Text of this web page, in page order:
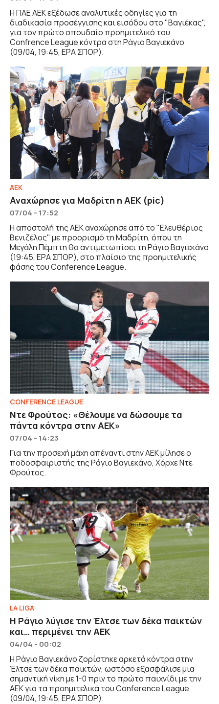
Η ΠΑΕ ΑΕΚ εξέδωσε αναλυτικές οδηγίες για τη
διαδικασία προσέγγισης και εισόδου στο "Βαγιέκας",
για τον πρώτο σπουδαίο προημιτελικό του
Confrence League κόντρα στη Ράγιο Βαγιεκάνο
(09/04, 19:45, ΕΡΑ ΣΠΟΡ).
ΑΕΚ
Αναχώρησε για Μαδρίτη η ΑΕΚ (pic)
07/04 - 17:52
Η αποστολή της ΑΕΚ αναχώρησε από το "Ελευθέριος
Βενιζέλος" με προορισμό τη Μαδρίτη, όπου τη
Μεγάλη Πέμπτη θα αντιμετωπίσει τη Ράγιο Βαγιεκάνο
(19:45, ΕΡΑ ΣΠΟΡ), στο πλαίσιο της προημιτελικής
φάσης του Conference League.
CONFERENCE LEAGUE
Ντε Φρούτος: «Θέλουμε να δώσουμε τα
πάντα κόντρα στην ΑΕΚ»
07/04 - 14:23
Για την προσεχή μάχη απέναντι στην ΑΕΚ μίλησε ο
ποδοσφαιριστής της Ράγιο Βαγιεκάνο, Χόρχε Ντε
Φρούτος.
LA LIGA
Η Ράγιο λύγισε την Έλτσε των δέκα παικτών
και… περιμένει την ΑΕΚ
04/04 - 00:02
Η Ράγιο Βαγιεκάνο ζορίστηκε αρκετά κόντρα στην
Έλτσε των δέκα παικτών, ωστόσο εξασφάλισε μια
σημαντική νίκη με 1-0 πριν το πρώτο παιχνίδι με την
ΑΕΚ για τα προημιτελικά του Conference League
(09/04, 19:45, ΕΡΑ ΣΠΟΡ).